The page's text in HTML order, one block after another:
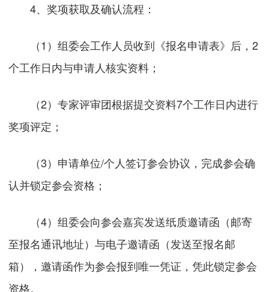
4、奖项获取及确认流程：
（1）组委会工作人员收到《报名申请表》后，2
个工作日内与申请人核实资料；
（2）专家评审团根据提交资料7个工作日内进行
奖项评定；
（3）申请单位/个人签订参会协议，完成参会确
认并锁定参会资格；
（4）组委会向参会嘉宾发送纸质邀请函（邮寄
至报名通讯地址）与电子邀请函（发送至报名邮
箱），邀请函作为参会报到唯一凭证，凭此锁定参会
资格。